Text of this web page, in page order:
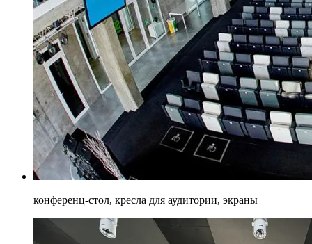
конференц-стол, кресла для аудитории, экраны